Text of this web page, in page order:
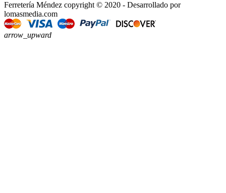
Ferretería Méndez copyright © 2020 - Desarrollado por
lomasmedia.com
arrow_upward